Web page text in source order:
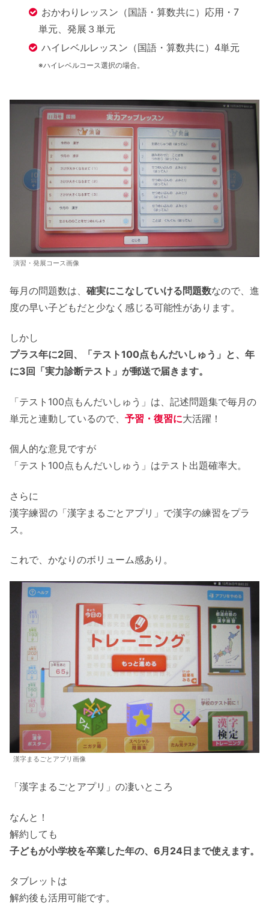
おかわりレッスン（国語・算数共に）応用・7
単元、発展３単元
ハイレベルレッスン（国語・算数共に）4単元
※ハイレベルコース選択の場合。
演習・発展コース画像
毎月の問題数は、 確実にこなしていける問題数なので、進
度の早い子どもだと少なく感じる可能性があります。
しかし
プラス年に2回、「テスト100点もんだいしゅう」と、年
に3回「実力診断テスト」が郵送で届きます。
「テスト100点もんだいしゅう」は、記述問題集で毎月の
単元と連動しているので、 予習・復習に大活躍！
個人的な意見ですが
「テスト100点もんだいしゅう」はテスト出題確率大。
さらに
漢字練習の「漢字まるごとアプリ」で漢字の練習をプラ
ス。
これで、かなりのボリューム感あり。
漢字まるごとアプリ画像
「漢字まるごとアプリ」の凄いところ
なんと！
解約しても
子どもが小学校を卒業した年の、6月24日まで使えます。
タブレットは
解約後も活用可能です。